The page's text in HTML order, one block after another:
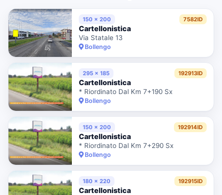
150 x 200 7582ID
Cartellonistica
Via Statale 13
Bollengo
295 x 185 192913ID
Cartellonistica
* Riordinato Dal Km 7+190 Sx
Bollengo
150 x 200 192914ID
Cartellonistica
* Riordinato Dal Km 7+290 Sx
Bollengo
180 x 220 192915ID
Cartellonistica